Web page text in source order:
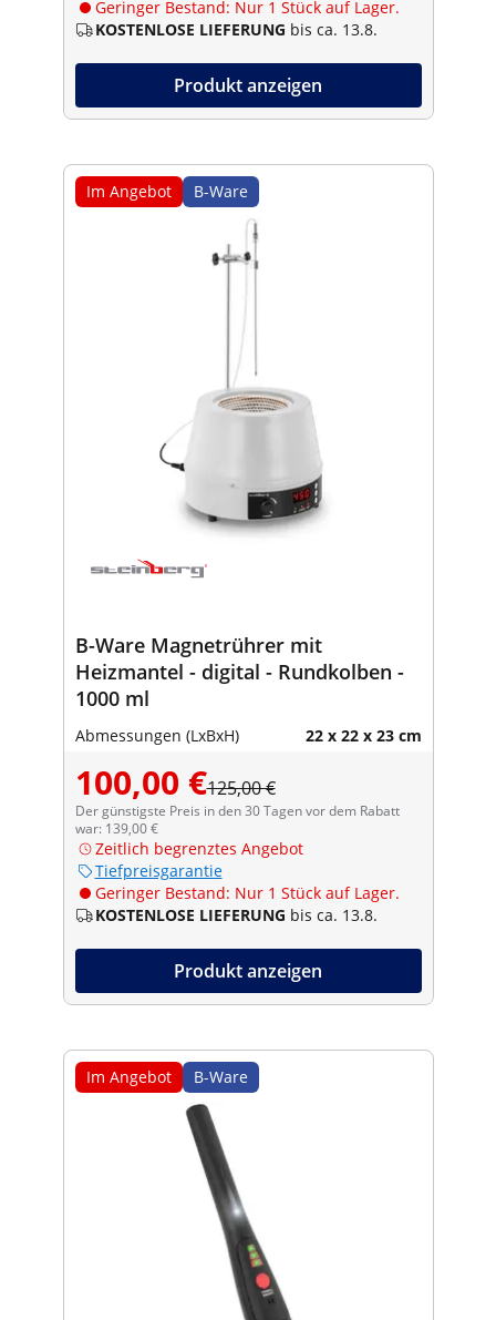
Geringer Bestand: Nur 1 Stück auf Lager.
KOSTENLOSE LIEFERUNG bis ca. 13.8.
Produkt anzeigen
Im Angebot B-Ware
B-Ware Magnetrührer mit
Heizmantel - digital - Rundkolben -
1000 ml
Abmessungen (LxBxH) 22 x 22 x 23 cm
100,00 €125,00 €
Der günstigste Preis in den 30 Tagen vor dem Rabatt
war: 139,00 €
Zeitlich begrenztes Angebot
Tiefpreisgarantie
Geringer Bestand: Nur 1 Stück auf Lager.
KOSTENLOSE LIEFERUNG bis ca. 13.8.
Produkt anzeigen
Im Angebot B-Ware